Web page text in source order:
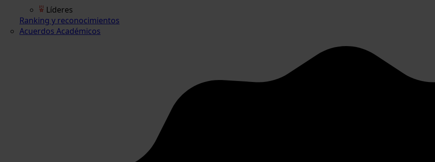
Líderes
Ranking y reconocimientos
Acuerdos Académicos